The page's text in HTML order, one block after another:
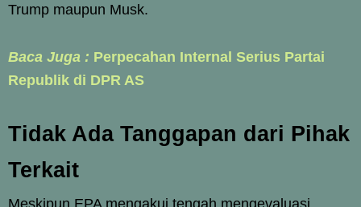
Trump maupun Musk.
Baca Juga : Perpecahan Internal Serius Partai
Republik di DPR AS
Tidak Ada Tanggapan dari Pihak
Terkait
Meskipun EPA mengakui tengah mengevaluasi